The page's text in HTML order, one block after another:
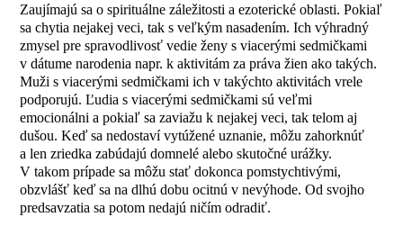
Zaujímajú sa o spirituálne záležitosti a ezoterické oblasti. Pokiaľ
sa chytia nejakej veci, tak s veľkým nasadením. Ich výhradný
zmysel pre spravodlivosť vedie ženy s viacerými sedmičkami
v dátume narodenia napr. k aktivitám za práva žien ako takých.
Muži s viacerými sedmičkami ich v takýchto aktivitách vrele
podporujú. Ľudia s viacerými sedmičkami sú veľmi
emocionálni a pokiaľ sa zaviažu k nejakej veci, tak telom aj
dušou. Keď sa nedostaví vytúžené uznanie, môžu zahorknúť
a len zriedka zabúdajú domnelé alebo skutočné urážky.
V takom prípade sa môžu stať dokonca pomstychtivými,
obzvlášť keď sa na dlhú dobu ocitnú v nevýhode. Od svojho
predsavzatia sa potom nedajú ničím odradiť.